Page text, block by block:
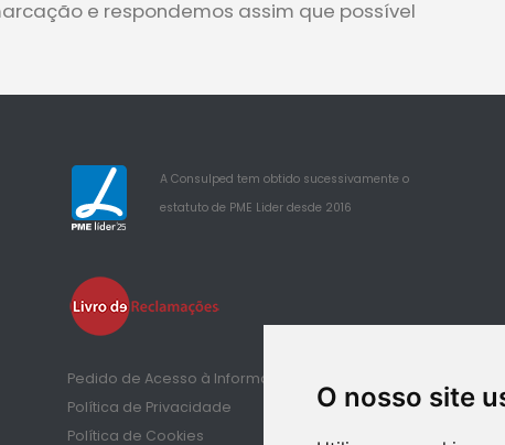
O nosso site
e respondemos assim que possível
25
A Consulped tem obtido sucessivamente o
estatuto de PME Lider desde 2016
Pedido de Acesso à Informação de Saúde
Política de Privacidade
Política de Cookies